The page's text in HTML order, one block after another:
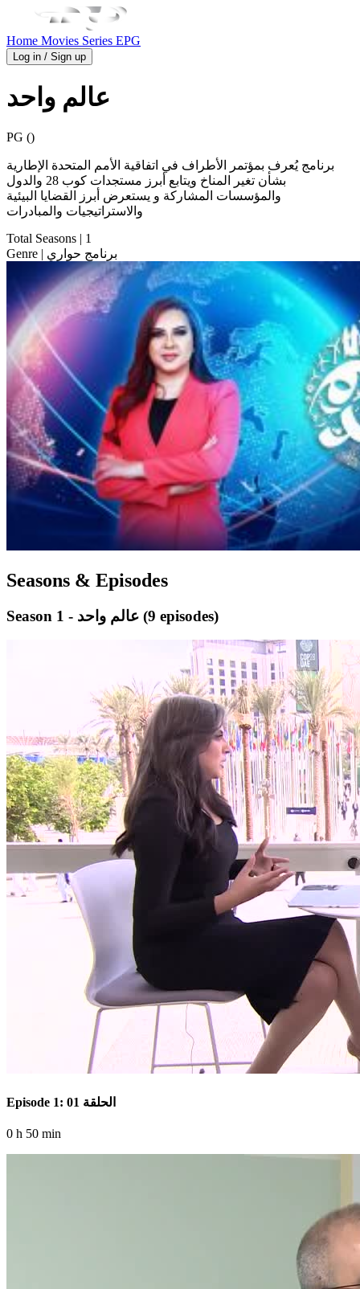
Home Movies Series EPG
Log in / Sign up
عالم واحد
PG ()
برنامج يُعرف بمؤتمر الأطراف في اتفاقية الأمم المتحدة الإطارية
بشأن تغير المناخ ويتابع أبرز مستجدات كوب 28 والدول
والمؤسسات المشاركة و يستعرض أبرز القضايا البيئية
والاستراتيجيات والمبادرات
Total Seasons | 1
Genre
| برنامج حواري
Seasons & Episodes
(9 episodes)
Episode 1: الحلقة 01
0 h 50 min